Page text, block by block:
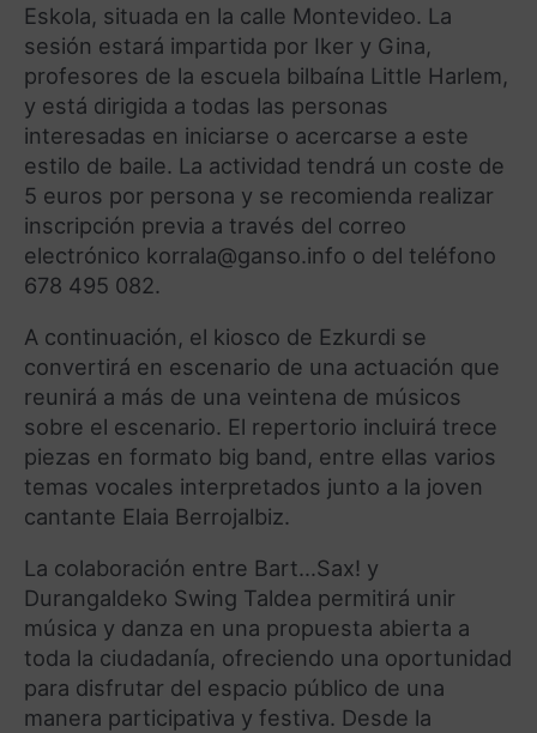
Eskola, situada en la calle Montevideo. La
sesión estará impartida por Iker y Gina,
profesores de la escuela bilbaína Little Harlem,
y está dirigida a todas las personas
interesadas en iniciarse o acercarse a este
estilo de baile. La actividad tendrá un coste de
5 euros por persona y se recomienda realizar
inscripción previa a través del correo
electrónico korrala@ganso.info o del teléfono
678 495 082.
A continuación, el kiosco de Ezkurdi se
convertirá en escenario de una actuación que
reunirá a más de una veintena de músicos
sobre el escenario. El repertorio incluirá trece
piezas en formato big band, entre ellas varios
temas vocales interpretados junto a la joven
cantante Elaia Berrojalbiz.
La colaboración entre Bart…Sax! y
Durangaldeko Swing Taldea permitirá unir
música y danza en una propuesta abierta a
toda la ciudadanía, ofreciendo una oportunidad
para disfrutar del espacio público de una
manera participativa y festiva. Desde la